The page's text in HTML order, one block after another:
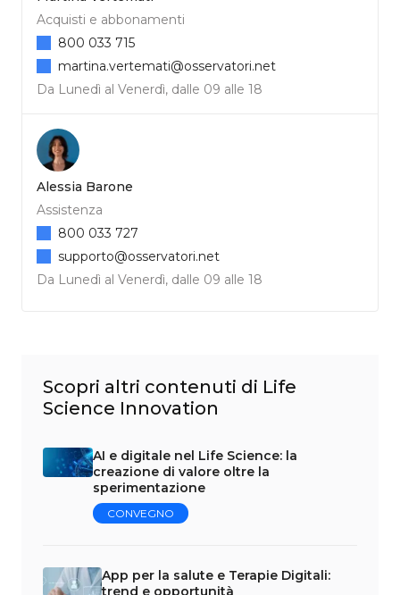
Acquisti e abbonamenti
Da Lunedì al Venerdì, dalle 09 alle 18
800 033 715
martina.vertemati@osservatori.net
Alessia Barone
Assistenza
Da Lunedì al Venerdì, dalle 09 alle 18
800 033 727
supporto@osservatori.net
Scopri altri contenuti di Life
Science Innovation
AI e digitale nel Life Science: la
creazione di valore oltre la
sperimentazione
CONVEGNO
App per la salute e Terapie Digitali:
trend e opportunità